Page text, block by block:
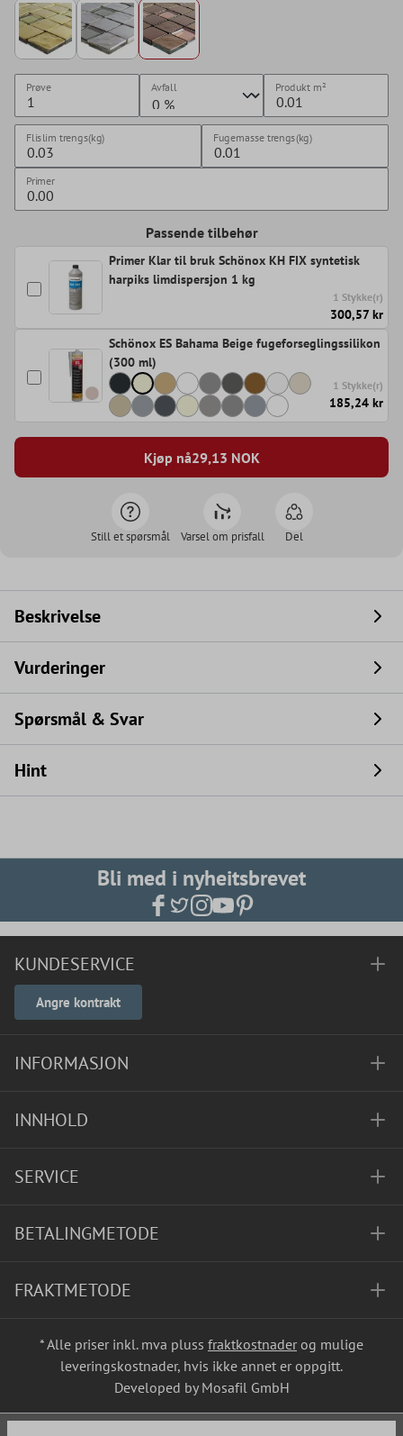
Prøve Avfall Produkt m²
Flislim trengs(kg) Fugemasse trengs(kg)
Primer
Passende tilbehør
Primer Klar til bruk Schönox KH FIX syntetisk
harpiks limdispersjon 1 kg
1 Stykke(r)
300,57 kr
Schönox ES Bahama Beige fugeforseglingssilikon
(300 ml)
1 Stykke(r)
185,24 kr
Kjøp nå29,13 NOK
Still et spørsmål Varsel om prisfall Del
Beskrivelse
Vurderinger
Spørsmål & Svar
Hint
Bli med i nyheitsbrevet
KUNDESERVICE
Angre kontrakt
INFORMASJON
INNHOLD
SERVICE
BETALINGMETODE
FRAKTMETODE
* Alle priser inkl. mva pluss fraktkostnader og mulige
leveringskostnader, hvis ikke annet er oppgitt.
Developed by Mosafil GmbH